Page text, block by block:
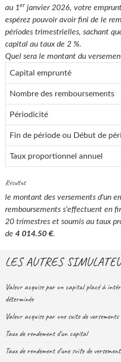
au 1er janvier 2026, votre
espérez pouvoir avoir fini de le
périodes trimestrielles, sachant
capital au taux de 2 %.
Quel sera le montant du
Capital emprunté
Nombre des remboursements
Périodicité
Fin de période ou Début de
Taux proportionnel annuel
Résultat
le montant des versements d'un
remboursements s'effectuent en
20 trimestres et soumis au taux
de 4 014.50 €.
LES AUTRES
Valeur acquise par un capital placé à
déterminée
Valeur acquise par une suite de
Taux de rendement d'un capital
Taux de rendement d'une suite de